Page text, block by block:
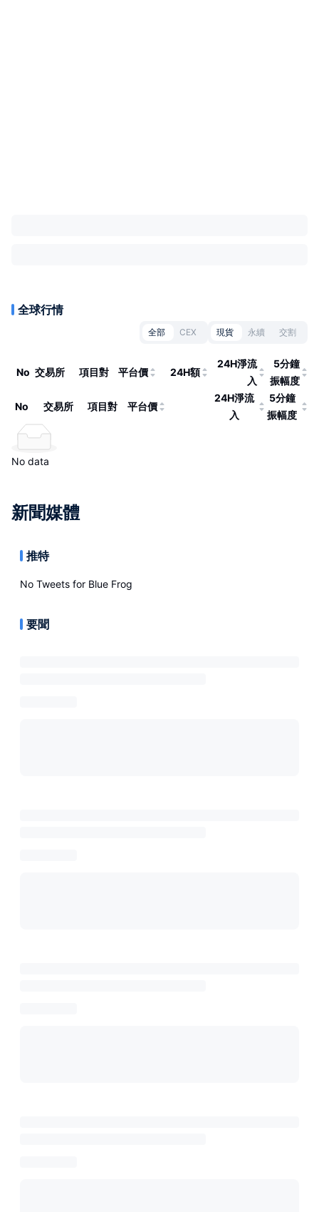
全球行情
全部 CEX 現貨 永續 交割
No 交易所 項目對 平台價 24H額
24H淨流
入
5分鐘
振幅度
No 交易所 項目對 平台價
24H淨流
入
5分鐘
振幅度
No data
新聞媒體
推特
No Tweets for Blue Frog
要聞